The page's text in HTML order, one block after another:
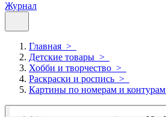
Журнал
Главная >
Детские товары >
Хобби и творчество >
Раскраски и роспись >
Картины по номерам и контурам